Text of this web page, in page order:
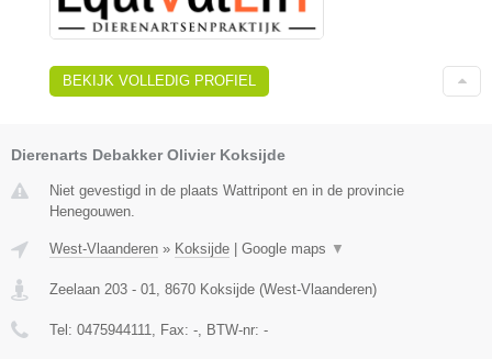
BEKIJK VOLLEDIG PROFIEL
Dierenarts Debakker Olivier Koksijde
Niet gevestigd in de plaats Wattripont en in de provincie
Henegouwen.
West-Vlaanderen » Koksijde Google maps ▼
Zeelaan 203 - 01 8670 Koksijde (West-Vlaanderen)
Tel: 0475944111 , Fax: - , BTW-nr: -